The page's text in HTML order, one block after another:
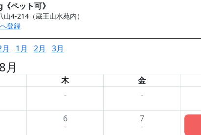
ペット可》
4-214（蔵王山水苑内）
登録
1月 2月 3月
月
木 金
- -
6
-
7
-